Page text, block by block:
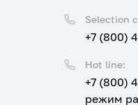
Selection
+7 (800)
Hot line:
+7 (800)
режим